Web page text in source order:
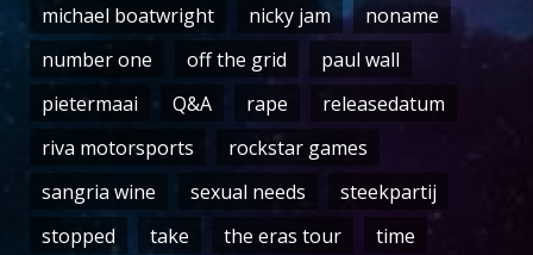
michael boatwright
nicky jam
noname
number one
off the grid
paul wall
pietermaai
Q&A rape
releasedatum
riva motorsports
rockstar games
sangria wine
sexual needs
steekpartij
stopped
take the eras tour
time